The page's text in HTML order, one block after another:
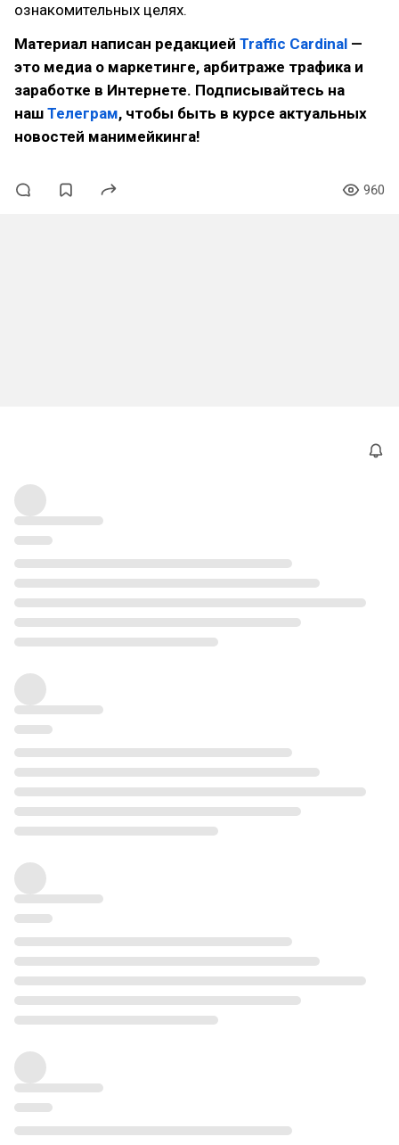
ознакомительных целях.
Материал написан редакцией Traffic Cardinal —
это медиа о маркетинге, арбитраже трафика и
заработке в Интернете. Подписывайтесь на
наш Телеграм, чтобы быть в курсе актуальных
новостей манимейкинга!
960